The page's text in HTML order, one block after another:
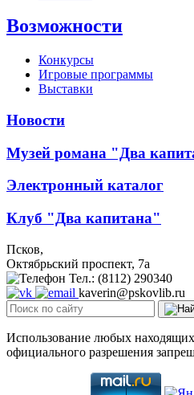
Возможности
Конкурсы
Игровые программы
Выставки
Новости
Музей романа "Два
Электронный каталог
Клуб "Два капитана"
Псков,
Октябрьский проспект, 7a
Тел.: (8112) 290340
kaverin@pskovlib.ru
Использование любых
официального разрешения